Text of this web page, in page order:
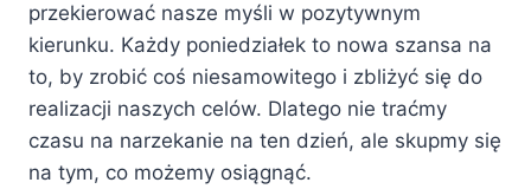
przekierować nasze myśli w pozytywnym
kierunku. Każdy poniedziałek to nowa szansa na
to, by zrobić coś niesamowitego i zbliżyć się do
realizacji naszych celów. Dlatego nie traćmy
czasu na narzekanie na ten dzień, ale skupmy się
na tym, co możemy osiągnąć.